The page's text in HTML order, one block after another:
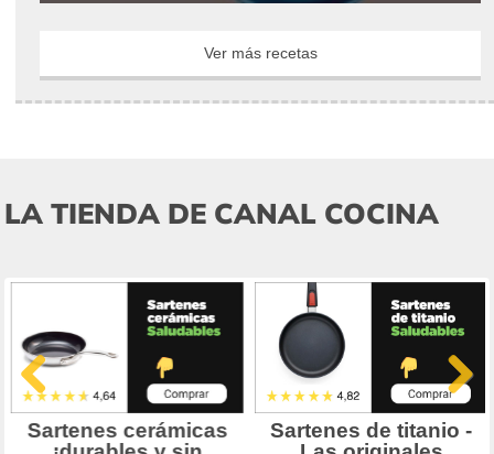
Ver más recetas
LA TIENDA DE CANAL COCINA